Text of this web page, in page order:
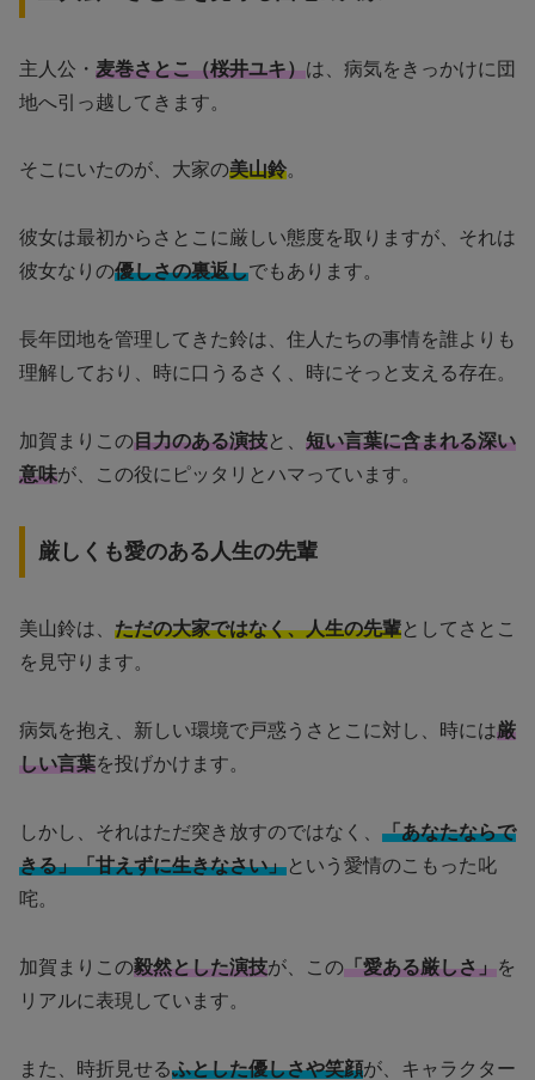
主人公・ 麦巻さとこ（桜井ユキ）は、病気をきっかけに団
地へ引っ越してきます。
そこにいたのが、大家の美山鈴。
彼女は最初からさとこに厳しい態度を取りますが、それは
彼女なりの優しさの裏返しでもあります。
長年団地を管理してきた鈴は、住人たちの事情を誰よりも
理解しており、時に口うるさく、時にそっと支える存在。
加賀まりこの目力のある演技と、 短い言葉に含まれる深い
意味が、この役にピッタリとハマっています。
厳しくも愛のある人生の先輩
美山鈴は、 ただの大家ではなく、人生の先輩としてさとこ
を見守ります。
病気を抱え、新しい環境で戸惑うさとこに対し、時には厳
しい言葉を投げかけます。
しかし、それはただ突き放すのではなく、 「あなたならで
きる」「甘えずに生きなさい」という愛情のこもった叱
咤。
加賀まりこの毅然とした演技が、この「愛ある厳しさ」を
リアルに表現しています。
また、時折見せるふとした優しさや笑顔が、キャラクター